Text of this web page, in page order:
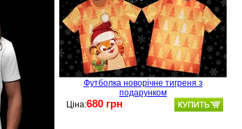
Футболка новорічне тигреня з
подарунком
Ціна:680 грн